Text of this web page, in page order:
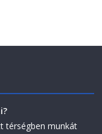
térségben munkát